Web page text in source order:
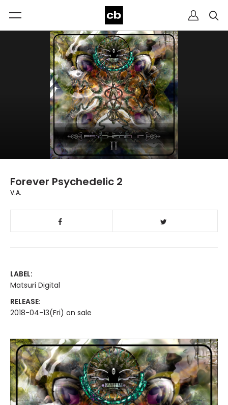
Forever Psychedelic 2
V.A.
LABEL:
Matsuri Digital
RELEASE:
2018-04-13(Fri) on sale